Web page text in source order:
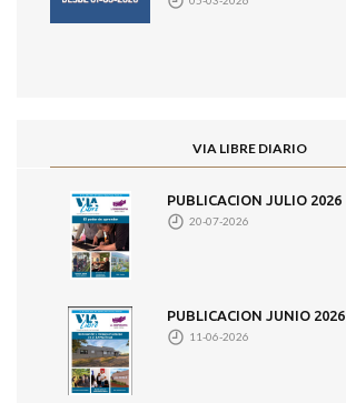
VIA LIBRE DIARIO
PUBLICACION JULIO 2026
20-07-2026
PUBLICACION JUNIO 2026
11-06-2026